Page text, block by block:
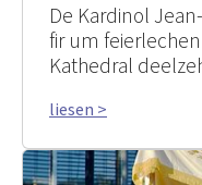
De Kardinol
fir um
Kathedral
liesen >